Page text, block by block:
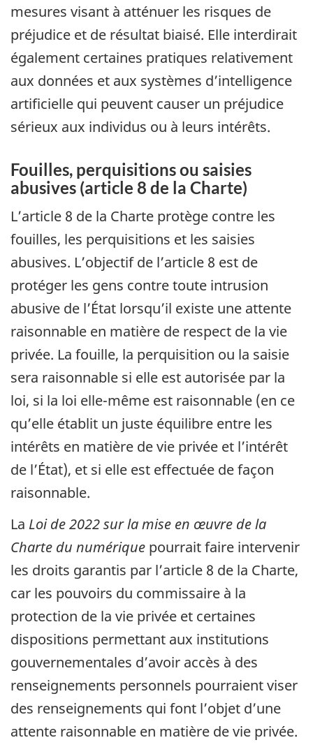
mesures visant à atténuer les risques de
préjudice et de résultat biaisé. Elle interdirait
également certaines pratiques relativement
aux données et aux systèmes d’intelligence
artificielle qui peuvent causer un préjudice
sérieux aux individus ou à leurs intérêts.
Fouilles, perquisitions ou saisies
abusives (article 8 de la Charte)
L’article 8 de la Charte protège contre les
fouilles, les perquisitions et les saisies
abusives. L’objectif de l’article 8 est de
protéger les gens contre toute intrusion
abusive de l’État lorsqu’il existe une attente
raisonnable en matière de respect de la vie
privée. La fouille, la perquisition ou la saisie
sera raisonnable si elle est autorisée par la
loi, si la loi elle-même est raisonnable (en ce
qu’elle établit un juste équilibre entre les
intérêts en matière de vie privée et l’intérêt
de l’État), et si elle est effectuée de façon
raisonnable.
La Loi de 2022 sur la mise en œuvre de la
Charte du numérique pourrait faire intervenir
les droits garantis par l’article 8 de la Charte,
car les pouvoirs du commissaire à la
protection de la vie privée et certaines
dispositions permettant aux institutions
gouvernementales d’avoir accès à des
renseignements personnels pourraient viser
des renseignements qui font l’objet d’une
attente raisonnable en matière de vie privée.